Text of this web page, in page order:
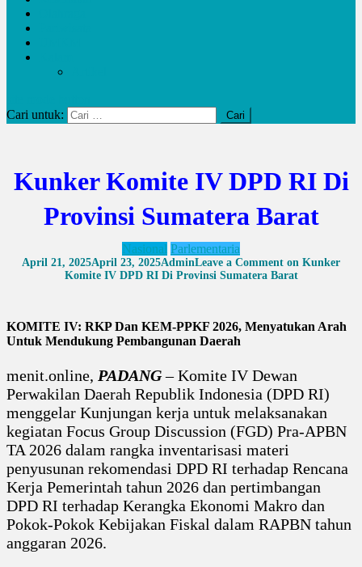
Cari untuk:
Kunker Komite IV DPD RI Di
Provinsi Sumatera Barat
Nasional Parlementaria
April 21, 2025April 23, 2025AdminLeave a Comment on Kunker
Komite IV DPD RI Di Provinsi Sumatera Barat
KOMITE IV: RKP Dan KEM-PPKF 2026, Menyatukan Arah
Untuk Mendukung Pembangunan Daerah
menit.online, PADANG– Komite IV Dewan
Perwakilan Daerah Republik Indonesia (DPD RI)
menggelar Kunjungan kerja untuk melaksanakan
kegiatan Focus Group Discussion (FGD) Pra-APBN
TA 2026 dalam rangka inventarisasi materi
penyusunan rekomendasi DPD RI terhadap Rencana
Kerja Pemerintah tahun 2026 dan pertimbangan
DPD RI terhadap Kerangka Ekonomi Makro dan
Pokok-Pokok Kebijakan Fiskal dalam RAPBN tahun
anggaran 2026.